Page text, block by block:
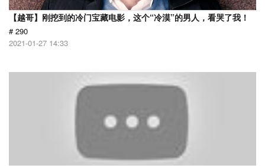
【越哥】刚挖到的冷门宝藏电影，这个“冷漠”的男人，看哭了我！
# 290
2021-01-27 14:33